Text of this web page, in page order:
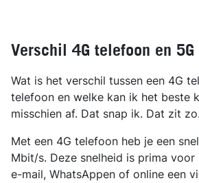
Verschil 4G telefoon en
Wat is het verschil tussen een 4G
telefoon en welke kan ik het beste
misschien af. Dat snap ik. Dat zit zo.
Met een 4G telefoon heb je een
Mbit/s. Deze snelheid is prima voor
e-mail, WhatsAppen of online een